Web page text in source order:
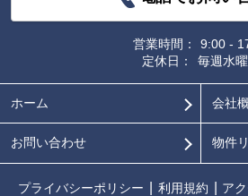
営業時間：
9:00 -
定休日：
毎週水
ホーム 会社
お問い合わせ 物件
プライバシーポリシー 利用規約 ア